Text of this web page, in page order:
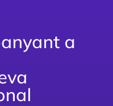
a